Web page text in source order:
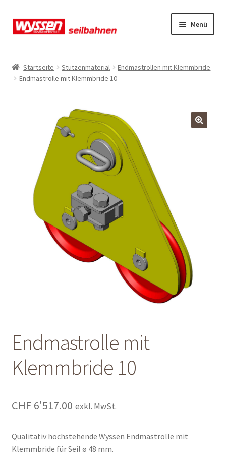
Zur
Navigation
Zum
Inhalt
Menü
Kasse
Mein Konto
Mein Konto
Mein Konto
Warenkorb
Startseite Stützenmaterial
Endmastrollen mit Klemmbride
Endmastrolle mit Klemmbride 10
Endmastrolle mit
Klemmbride 10
CHF6'517.00 exkl. MwSt.
Qualitativ hochstehende Wyssen Endmastrolle mit
Klemmbride für Seil ø 48 mm.